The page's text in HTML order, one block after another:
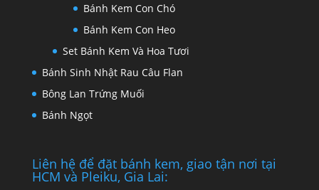
Bánh Kem Con Chó
Bánh Kem Con Heo
Set Bánh Kem Và Hoa Tươi
Bánh Sinh Nhật Rau Câu Flan
Bông Lan Trứng Muối
Bánh Ngọt
Liên hệ để đặt bánh kem, giao tận nơi tại
HCM và Pleiku, Gia Lai: